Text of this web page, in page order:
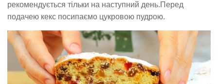
рекомендується тільки на наступний день.Перед
подачею кекс посипаємо цукровою пудрою.